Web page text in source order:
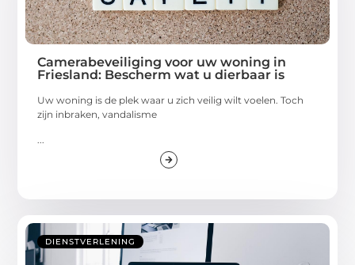
Camerabeveiliging voor uw woning in
Friesland: Bescherm wat u dierbaar is
Uw woning is de plek waar u zich veilig wilt voelen. Toch
zijn inbraken, vandalisme
...
DIENSTVERLENING